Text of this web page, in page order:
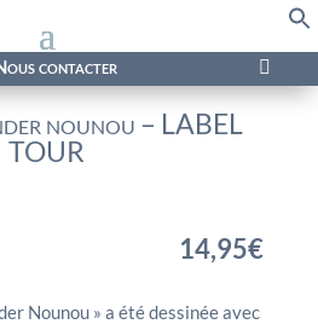
contacter 
nounou – LABEL
TOUR
14,95€
Nounou » a été dessinée avec